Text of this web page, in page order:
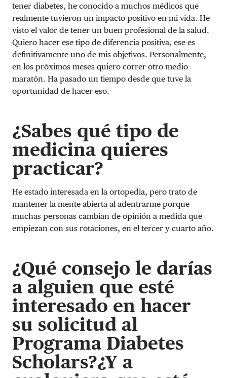
tener diabetes, he conocido a muchos médicos que
realmente tuvieron un impacto positivo en mi vida. He
visto el valor de tener un buen profesional de la salud.
Quiero hacer ese tipo de diferencia positiva, ese es
definitivamente uno de mis objetivos. Personalmente,
en los próximos meses quiero correr otro medio
maratón. Ha pasado un tiempo desde que tuve la
oportunidad de hacer eso.
¿Sabes qué tipo de
medicina quieres
practicar?
He estado interesada en la ortopedia, pero trato de
mantener la mente abierta al adentrarme porque
muchas personas cambian de opinión a medida que
empiezan con sus rotaciones, en el tercer y cuarto año.
¿Qué consejo le darías
a alguien que esté
interesado en hacer
su solicitud al
Programa Diabetes
Scholars?¿Y a